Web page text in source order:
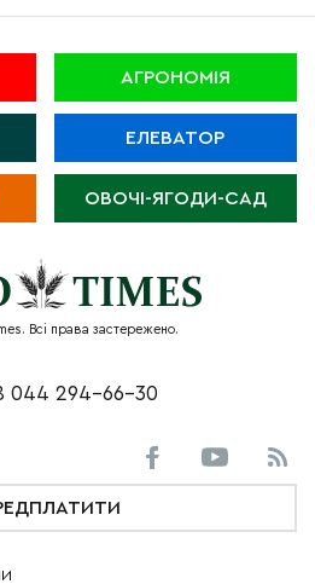
АГРОНОМІЯ
ЕЛЕВАТОР
ОВОЧІ-ЯГОДИ-САД
Всі права застережено.
044 294-66-30